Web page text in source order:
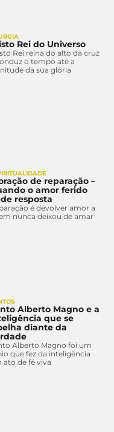
Rei do Universo
Rei reina do alto da cruz
o tempo até a
da sua glória
de reparação –
o amor ferido
resposta
é devolver amor a
nunca deixou de amar
Alberto Magno e a
que se
diante da
Alberto Magno foi um
que fez da inteligência
ato de fé viva